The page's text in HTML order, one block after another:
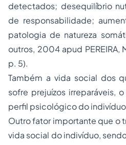
detectados; desequilíbrio
de responsabilidade;
patologia de natureza
outros, 2004 apud PEREIRA,
p. 5).
Também a vida social dos
sofre prejuízos irreparáveis,
perfil psicológico do
Outro fator importante que o
vida social do indivíduo,